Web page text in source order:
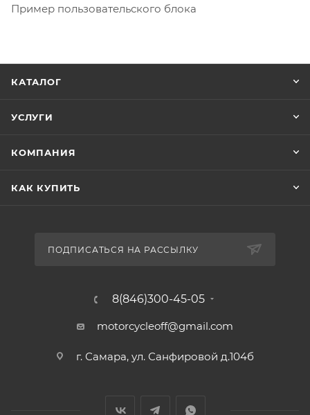
Пример пользовательского блока
КАТАЛОГ
УСЛУГИ
КОМПАНИЯ
КАК КУПИТЬ
ПОДПИСАТЬСЯ НА РАССЫЛКУ
8(846)300-45-05
motorcycleoff@gmail.com
г. Самара, ул. Санфировой д.104б